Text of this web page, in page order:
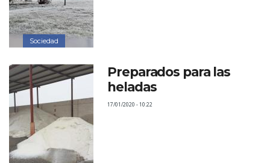
Sociedad
Preparados para las
heladas
17/01/2020 - 10:22